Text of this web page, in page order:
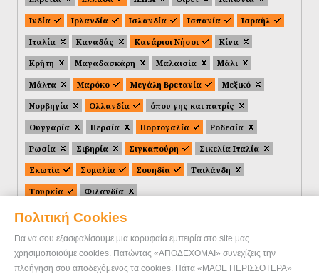
Πολιτική Cookies
Για να σου εξασφαλίσουμε μια κορυφαία εμπειρία στο site μας
χρησιμοποιούμε cookies. Πατώντας «ΑΠΟΔΕΧΟΜΑΙ» συνεχίζεις την
πλοήγηση σου αποδεχόμενος τα cookies. Πάτα «ΜΑΘΕ ΠΕΡΙΣΣΟΤΕΡΑ»
Ινδία
Ιρλανδία Ισλανδία Ισπανία
Ισραήλ
Ιταλία
Καναδάς Κανάριοι Νήσοι
Κίνα
Κρήτη
Μαγαδασκάρη Μαλαισία
Μάλι
Μάλτα
Μαρόκο Μεγάλη Βρετανία
Μεξικό
Νορβηγία
Ολλανδία
όπου γης και πατρίς
Ουγγαρία
Περσία Πορτογαλία
Ροδεσία
Ρωσία
Σιβηρία Σιγκαπούρη
Σικελία Ιταλία
Σκωτία
Σομαλία Σουηδία
Ταιλάνδη
Τουρκία
Φιλανδία